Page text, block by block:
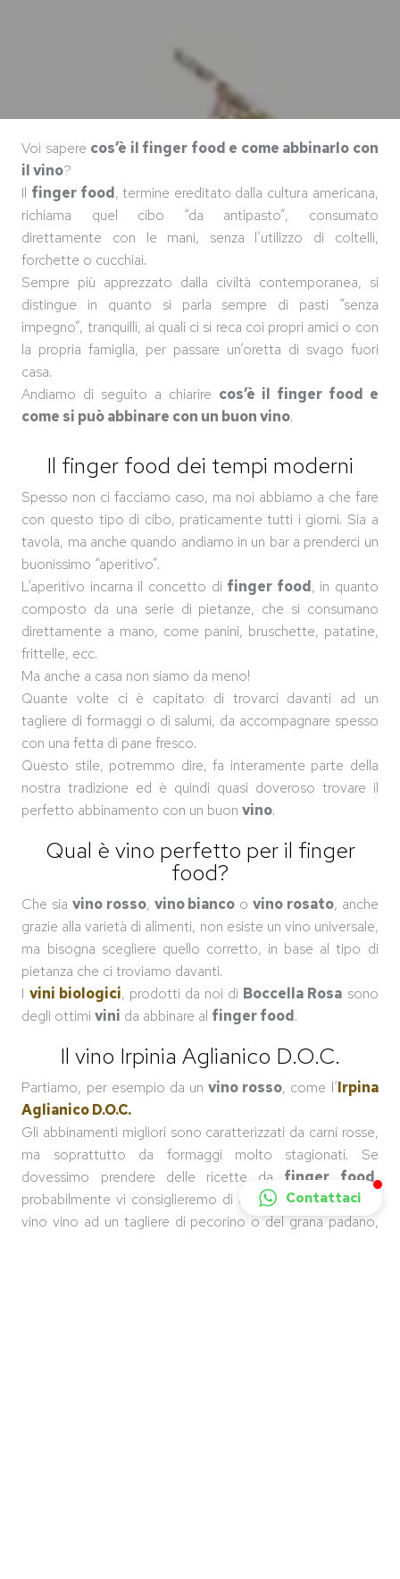
Voi sapere cos’è il finger food e come abbinarlo con
il vino?
Il finger food, termine ereditato dalla cultura americana,
richiama quel cibo “da antipasto”, consumato
direttamente con le mani, senza l’utilizzo di coltelli,
forchette o cucchiai.
Sempre più apprezzato dalla civiltà contemporanea, si
distingue in quanto si parla sempre di pasti “senza
impegno”, tranquilli, ai quali ci si reca coi propri amici o con
la propria famiglia, per passare un’oretta di svago fuori
casa.
Andiamo di seguito a chiarire cos’è il finger food e
come si può abbinare con un buon vino.
Il finger food dei tempi moderni
Spesso non ci facciamo caso, ma noi abbiamo a che fare
con questo tipo di cibo, praticamente tutti i giorni. Sia a
tavola, ma anche quando andiamo in un bar a prenderci un
buonissimo “aperitivo”.
L’aperitivo incarna il concetto di finger food, in quanto
composto da una serie di pietanze, che si consumano
direttamente a mano, come panini, bruschette, patatine,
frittelle, ecc.
Ma anche a casa non siamo da meno!
Quante volte ci è capitato di trovarci davanti ad un
tagliere di formaggi o di salumi, da accompagnare spesso
con una fetta di pane fresco.
Questo stile, potremmo dire, fa interamente parte della
nostra tradizione ed è quindi quasi doveroso trovare il
perfetto abbinamento con un buonvino.
Qual è vino perfetto per il finger
food?
Che sia vino rosso, vino bianco ovino rosato, anche
grazie alla varietà di alimenti, non esiste un vino universale,
ma bisogna scegliere quello corretto, in base al tipo di
pietanza che ci troviamo davanti.
I vini biologici, prodotti da noi di Boccella Rosa sono
degli ottimivini da abbinare al finger food.
Il vino Irpinia Aglianico D.O.C.
Partiamo, per esempio da unvino rosso, come l’Irpina
Aglianico D.O.C.
Gli abbinamenti migliori sono caratterizzati da carni rosse,
ma soprattutto da formaggi molto stagionati. Se
dovessimo prendere delle ricette da finger food,
probabilmente vi consiglieremo di accompagnare questo
vino vino ad un tagliere di pecorino o del grana padano,
Contattaci